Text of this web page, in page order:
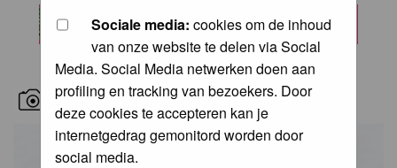
Sociale media: cookies om de inhoud
van onze website te delen via Social
Media. Social Media netwerken doen aan
profiling en tracking van bezoekers. Door
deze cookies te accepteren kan je
internetgedrag gemonitord worden door
social media.
RECENT BIRD PICS